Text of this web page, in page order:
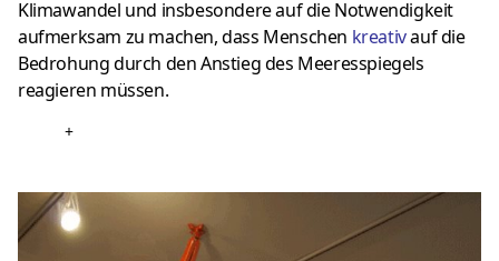
Klimawandel und insbesondere auf die Notwendigkeit
aufmerksam zu machen, dass Menschen kreativauf die
Bedrohung durch den Anstieg des Meeresspiegels
reagieren müssen.
+